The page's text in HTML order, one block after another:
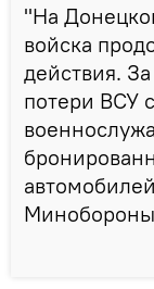
"На
войска
действия.
потери ВСУ